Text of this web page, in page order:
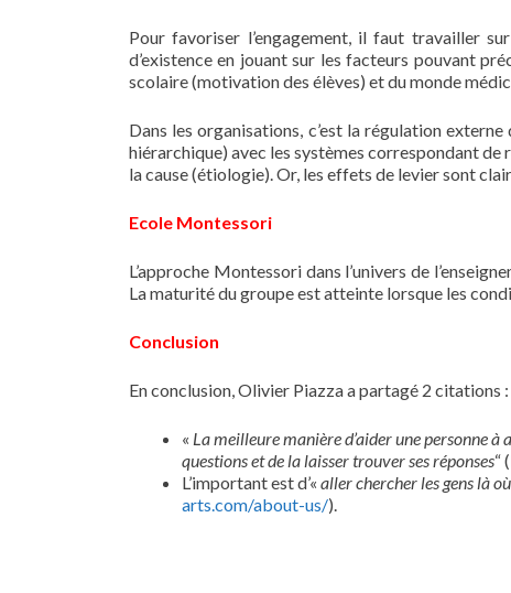
Pour favoriser l’engagement, il faut travailler
d’existence en jouant sur les facteurs pouvant
scolaire (motivation des élèves) et du monde
Dans les organisations, c’est la régulation
hiérarchique) avec les systèmes correspondant
la cause (étiologie). Or, les effets de levier sont
Ecole Montessori
L’approche Montessori dans l’univers de
La maturité du groupe est atteinte lorsque les
Conclusion
En conclusion, Olivier Piazza a partagé 2 citations :
« La meilleure manière d’aider une personne à
questions et de la laisser trouver ses réponses“
L’important est d’« aller chercher les gens là
arts.com/about-us/).